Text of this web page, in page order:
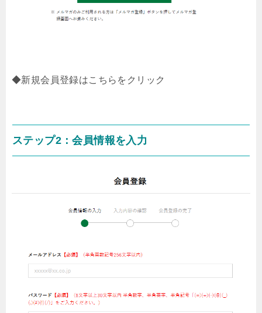
◆新規会員登録はこちらをクリック
ステップ2：会員情報を入力